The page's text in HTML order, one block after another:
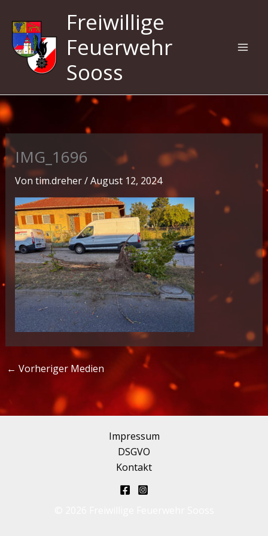
Inhalt
springen
Freiwillige
Feuerwehr
Sooss
IMG_1696
Von tim.dreher/August 12, 2024
← Vorheriger Medien
Impressum
DSGVO
Kontakt